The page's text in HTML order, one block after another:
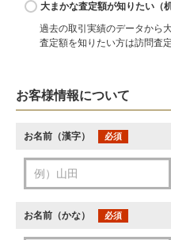
大まかな査定額が知りたい（
過去の取引実績のデータから
査定額を知りたい方は訪問査
お客様情報について
お名前（漢字） 必須
お名前（かな） 必須